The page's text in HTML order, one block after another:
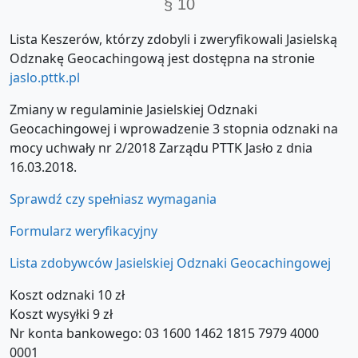
§ 10
Lista Keszerów, którzy zdobyli i zweryfikowali Jasielską
Odznakę Geocachingową jest dostępna na stronie
jaslo.pttk.pl
Zmiany w regulaminie Jasielskiej Odznaki
Geocachingowej i wprowadzenie 3 stopnia odznaki na
mocy uchwały nr 2/2018 Zarządu PTTK Jasło z dnia
16.03.2018.
Sprawdź czy spełniasz wymagania
Formularz weryfikacyjny
Lista zdobywców Jasielskiej Odznaki Geocachingowej
Koszt odznaki 10 zł
Koszt wysyłki 9 zł
Nr konta bankowego: 03 1600 1462 1815 7979 4000
0001